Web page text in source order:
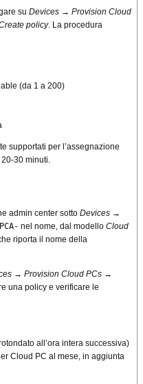
su Devices → Provision Cloud
policy. La procedura
(da 1 a 200)
supportati per l’assegnazione
30 minuti.
admin center sotto Devices →
nel nome, dal modello Cloud
riporta il nome della
→ Provision Cloud PCs →
una policy e verificare le
all’ora intera successiva)
Cloud PC al mese, in aggiunta